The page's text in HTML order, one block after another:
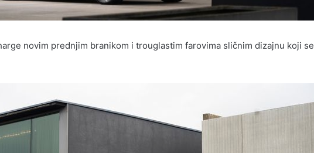
novim prednjim branikom i trouglastim farovima sličnim dizajnu koji se